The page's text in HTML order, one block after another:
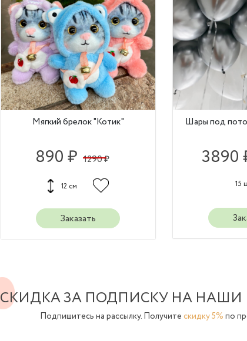
Мягкий брелок "Котик"
890 ₽ 1290 ₽
12 см
Заказать
Шары под
3890
15
СКИДКА ЗА ПОДПИСКУ НА НАШИ
Подпишитесь на рассылку. Получите скидку 5% по